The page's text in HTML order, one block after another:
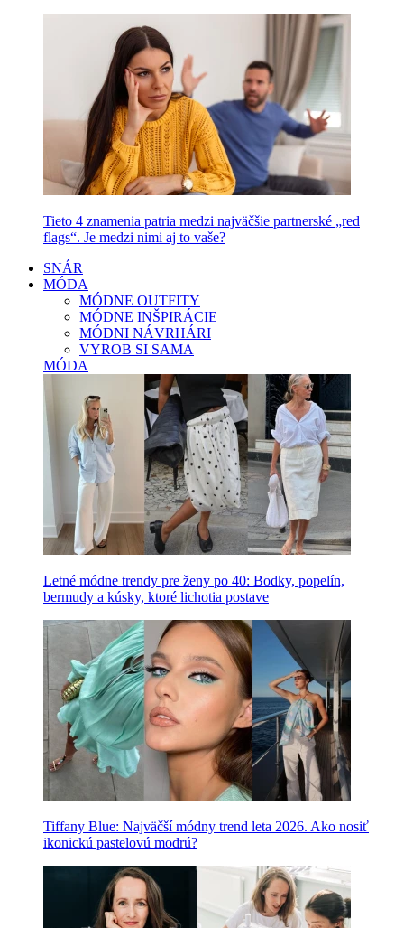
Tieto 4 znamenia patria medzi najväčšie partnerské „red
flags“. Je medzi nimi aj to vaše?
SNÁR
MÓDA
MÓDNE OUTFITY
MÓDNE INŠPIRÁCIE
MÓDNI NÁVRHÁRI
VYROB SI SAMA
MÓDA
Letné módne trendy pre ženy po 40: Bodky, popelín,
bermudy a kúsky, ktoré lichotia postave
Tiffany Blue: Najväčší módny trend leta 2026. Ako nosiť
ikonickú pastelovú modrú?